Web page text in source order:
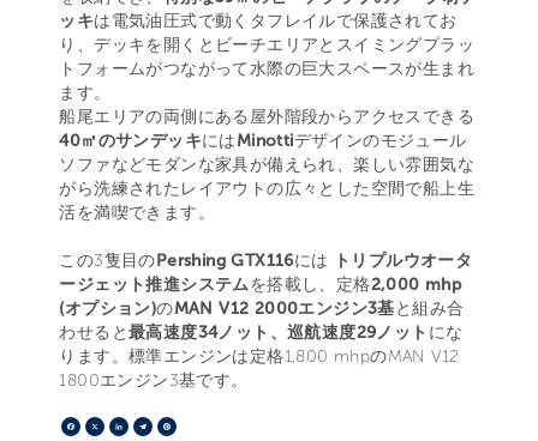
ッキは電気油圧式で動くタフレイルで保護されてお
り、デッキを開くとビーチエリアとスイミングプラッ
トフォームがつながって水際の巨大スペースが生まれ
ます。
船尾エリアの両側にある屋外階段からアクセスできる
40㎡のサンデッキにはMinottiデザインのモジュール
ソファなどモダンな家具が備えられ、楽しい雰囲気な
がら洗練されたレイアウトの広々とした空間で船上生
活を満喫できます。
この3隻目のPershing GTX116には
トリプルウオータ
ージェット推進システムを搭載し、定格2,000 mhp
(オプション)のMAN V12 2000エンジン3基と組み合
わせると最高速度34ノット、巡航速度29ノット にな
ります。標準エンジンは定格1,800 mhpのMAN V12
1800エンジン3基です。
Facebook
X LinkedIn
Telegram